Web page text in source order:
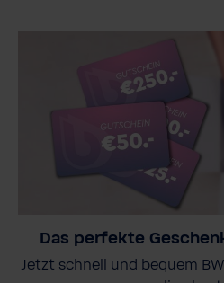
Das perfekte
Jetzt schnell und bequem